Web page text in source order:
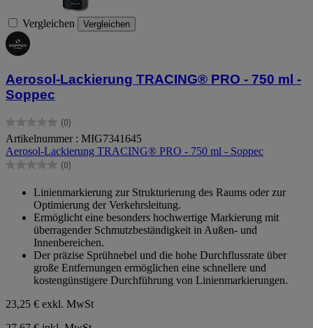
Vergleichen Vergleichen
Aerosol-Lackierung TRACING® PRO - 750 ml -
Soppec
(0)
0.0
von
5
Sternen.
Artikelnummer : MIG7341645
Aerosol-Lackierung TRACING® PRO - 750 ml - Soppec
(0)
0.0
Sternen.
Linienmarkierung zur Strukturierung des Raums oder zur
Optimierung der Verkehrsleitung.
Ermöglicht eine besonders hochwertige Markierung mit
überragender Schmutzbeständigkeit in Außen- und
Innenbereichen.
Der präzise Sprühnebel und die hohe Durchflussrate über
große Entfernungen ermöglichen eine schnellere und
kostengünstigere Durchführung von Linienmarkierungen.
23,25 € exkl. MwSt